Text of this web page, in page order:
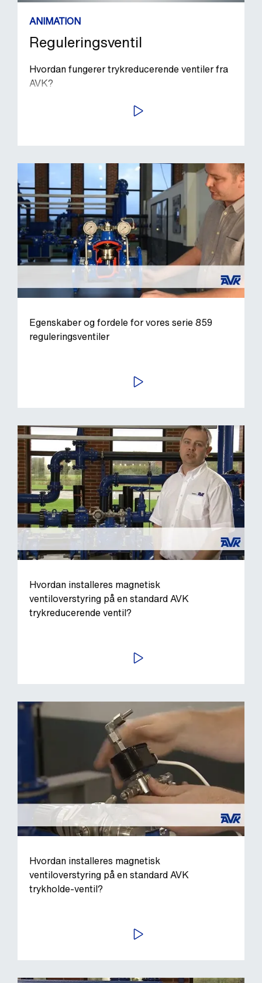
ANIMATION
Reguleringsventil
Hvordan fungerer trykreducerende ventiler fra
AVK?
AFSPIL
Egenskaber og fordele for vores serie 859
reguleringsventiler
AFSPIL
Hvordan installeres magnetisk
ventiloverstyring på en standard AVK
trykreducerende ventil?
AFSPIL
Hvordan installeres magnetisk
ventiloverstyring på en standard AVK
trykholde-ventil?
AFSPIL